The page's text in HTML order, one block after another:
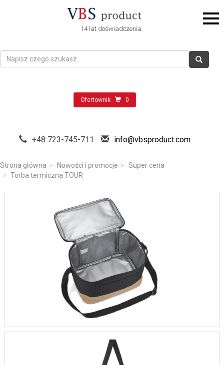
14 lat doświadczenia
Ofertownik 0
+48 723-745-711 info@vbsproduct.com
Strona główna Nowości i promocje
Super cena
Torba termiczna TOUR